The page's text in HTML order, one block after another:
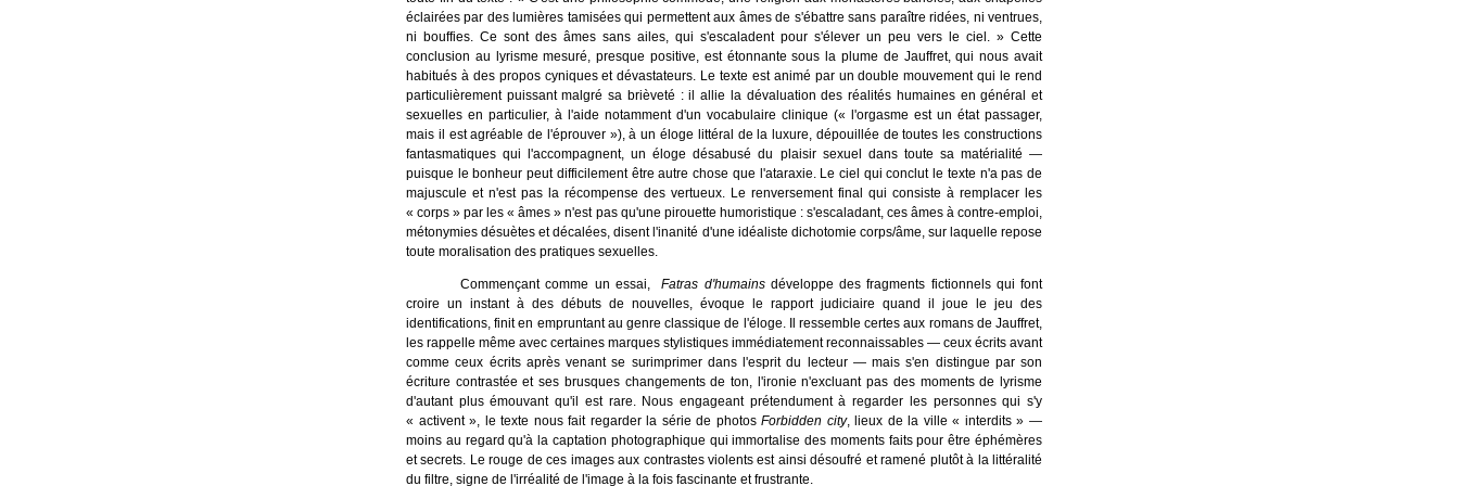
éclairées par des lumières tamisées qui permettent aux âmes de s'ébattre sans paraître ridées, ni ventrues,
ni bouffies. Ce sont des âmes sans ailes, qui s'escaladent pour s'élever un peu vers le ciel. » Cette
conclusion au lyrisme mesuré, presque positive, est étonnante sous la plume de Jauffret, qui nous avait
habitués à des propos cyniques et dévastateurs. Le texte est animé par un double mouvement qui le rend
particulièrement puissant malgré sa brièveté : il allie la dévaluation des réalités humaines en général et
sexuelles en particulier, à l'aide notamment d'un vocabulaire clinique (« l'orgasme est un état passager,
mais il est agréable de l'éprouver »), à un éloge littéral de la luxure, dépouillée de toutes les constructions
fantasmatiques qui l'accompagnent, un éloge désabusé du plaisir sexuel dans toute sa matérialité —
puisque le bonheur peut difficilement être autre chose que l'ataraxie. Le ciel qui conclut le texte n'a pas de
majuscule et n'est pas la récompense des vertueux. Le renversement final qui consiste à remplacer les
« corps » par les « âmes » n'est pas qu'une pirouette humoristique : s'escaladant, ces âmes à contre-emploi,
métonymies désuètes et décalées, disent l'inanité d'une idéaliste dichotomie corps/âme, sur laquelle repose
toute moralisation des pratiques sexuelles.
Commençant comme un essai,Fatras d'humainsdéveloppe des fragments fictionnels qui font
croire un instant à des débuts de nouvelles, évoque le rapport judiciaire quand il joue le jeu des
identifications, finit en empruntant au genre classique de l'éloge. Il ressemble certes aux romans de Jauffret,
les rappelle même avec certaines marques stylistiques immédiatement reconnaissables — ceux écrits avant
comme ceux écrits après venant se surimprimer dans l'esprit du lecteur — mais s'en distingue par son
écriture contrastée et ses brusques changements de ton, l'ironie n'excluant pas des moments de lyrisme
d'autant plus émouvant qu'il est rare. Nous engageant prétendument à regarder les personnes qui s'y
« activent », le texte nous fait regarder la série de photosForbidden city, lieux de la ville « interdits » —
moins au regard qu'à la captation photographique qui immortalise des moments faits pour être éphémères
et secrets. Le rouge de ces images aux contrastes violents est ainsi désoufré et ramené plutôt à la littéralité
du filtre, signe de l'irréalité de l'image à la fois fascinante et frustrante.